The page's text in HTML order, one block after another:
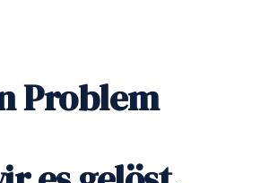
Problem